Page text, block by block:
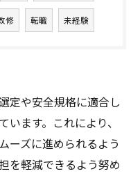
修 転職 未経験
定や安全規格に適合し
ます。これにより、
ーズに進められるよう
を軽減できるよう努め